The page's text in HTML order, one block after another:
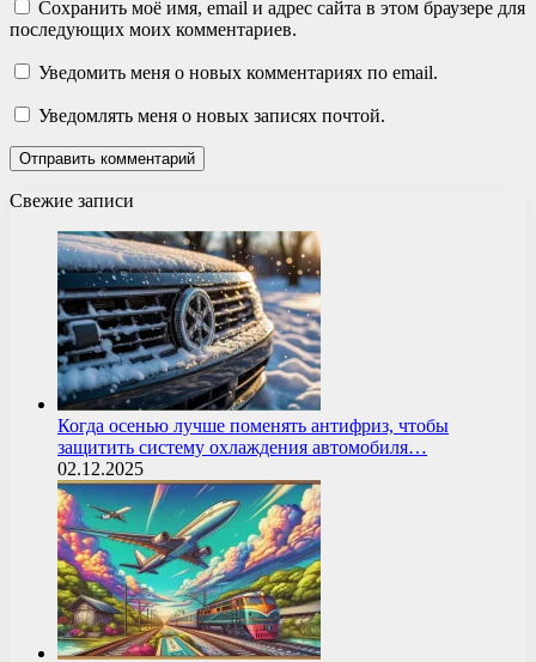
Сохранить моё имя, email и адрес сайта в этом браузере для
последующих моих комментариев.
Уведомить меня о новых комментариях по email.
Уведомлять меня о новых записях почтой.
Свежие записи
Когда осенью лучше поменять антифриз, чтобы
защитить систему охлаждения автомобиля…
02.12.2025